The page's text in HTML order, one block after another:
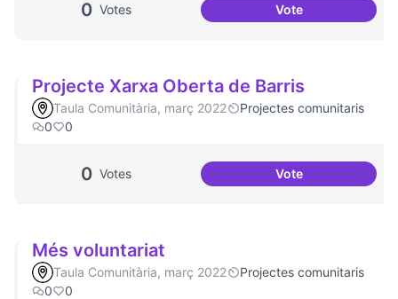
0 Votes VoteActivitats a
Projecte Xarxa Oberta de Barris
Taula Comunitària, març 2022
Projectes comunitaris
0
0
0 Votes VoteProjecte Xarxa
Més voluntariat
Taula Comunitària, març 2022
Projectes comunitaris
0
0